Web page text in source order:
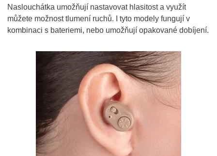
Naslouchátka umožňují nastavovat hlasitost a využít
můžete možnost tlumení ruchů. I tyto modely fungují v
kombinaci s bateriemi, nebo umožňují opakované dobíjení.